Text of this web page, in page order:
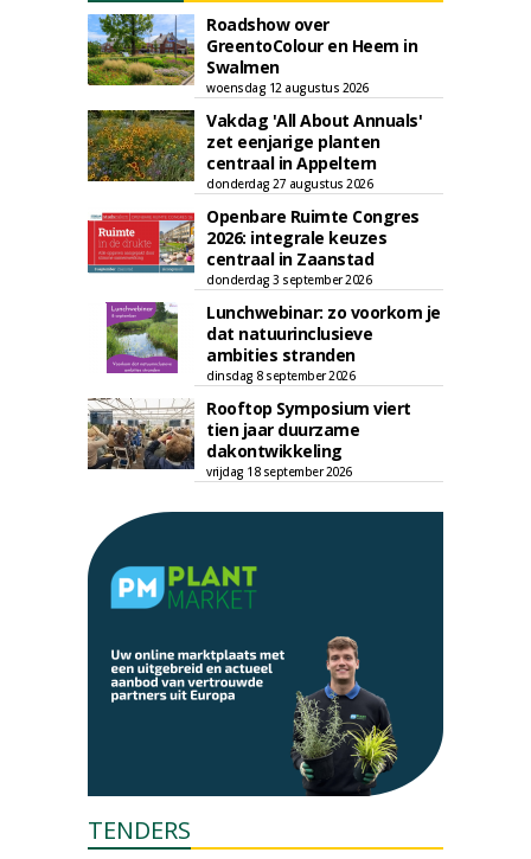
Roadshow over
GreentoColour en Heem in
Swalmen
woensdag 12 augustus 2026
Vakdag 'All About Annuals'
zet eenjarige planten
centraal in Appeltern
donderdag 27 augustus 2026
Openbare Ruimte Congres
2026: integrale keuzes
centraal in Zaanstad
donderdag 3 september 2026
Lunchwebinar: zo voorkom je
dat natuurinclusieve
ambities stranden
dinsdag 8 september 2026
Rooftop Symposium viert
tien jaar duurzame
dakontwikkeling
vrijdag 18 september 2026
TENDERS